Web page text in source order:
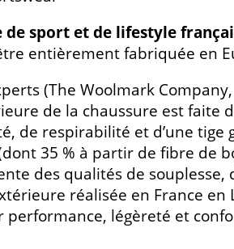
de sport et de lifestyle
entièrement fabriquée en
(The Woolmark
de la chaussure est
de respirabilité et d’une
35 % à partir de fibre de
des qualités de
réalisée en France
légèreté et